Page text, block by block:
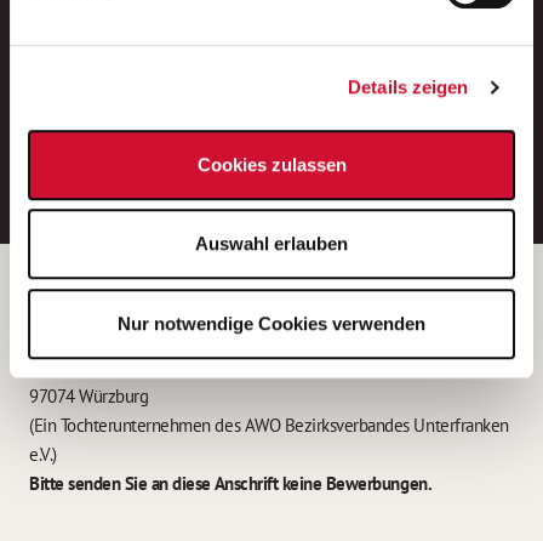
Details zeigen
Cookies zulassen
Auswahl erlauben
Nur notwendige Cookies verwenden
E-Mail-Adresse eintragen
Betreiber der Webseite
Garitz Bewirtschaftungsbetriebe GmbH
Kantstraße 45a
97074 Würzburg
(Ein Tochterunternehmen des AWO Bezirksverbandes Unterfranken
e.V.)
Bitte senden Sie an diese Anschrift keine Bewerbungen.